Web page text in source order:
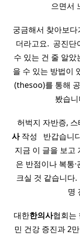
으면서
궁금해서 찾아보
더라고요. ​ 공진
수 있는 건 줄 알았
을 수 있는 방법이
(thesoo)를 통해
봤습
허벅지 자반증,
사작성 ​ ​ 반갑습니
지금 이 글을 보
은 반점이나 복통
크실 것 같습니다
명
대한한의사협회는
민 건강 증진과 2